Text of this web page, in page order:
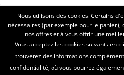
ASSISTANCE
SERVICE
INFORMATIONS
Nous utilisons des cookies. Certains
nécessaires (par exemple pour le
nos offres et à vous offrir une
Vous acceptez les cookies suivants en
trouverez des informations
confidentialité, où vous pourrez